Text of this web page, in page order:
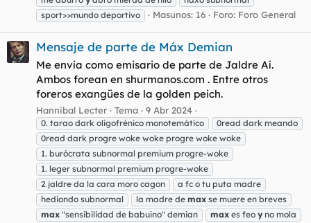
sport>>mundo deportivo
Masunos: 16 Foro: Foro General
Mensaje de parte de Máx Demian
Me envía como emisario de parte de Jaldre Aí.
Ambos forean en shurmanos.com . Entre otros
foreros exangües de la golden peich.
Hannibal Lecter Tema 9 Abr 2024
0. tarao dark oligofrénico monotemático
0read dark meando
0read dark progre woke woke progre woke woke
1. burócrata subnormal premium progre-woke
1. leger subnormal premium progre-woke
2 jaldre da la cara moro cagon
a fc o tu puta madre
hediondo subnormal
la madre de max se muere en breves
max "sensibilidad de babuino" demian max es feo y no mola